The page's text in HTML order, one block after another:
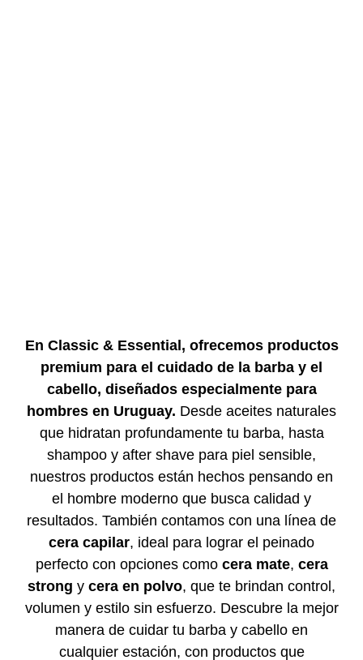
En Classic & Essential, ofrecemos productos
premium para el cuidado de la barba y el
cabello, diseñados especialmente para
hombres en Uruguay. Desde aceites naturales
que hidratan profundamente tu barba, hasta
shampoo y after shave para piel sensible,
nuestros productos están hechos pensando en
el hombre moderno que busca calidad y
resultados. También contamos con una línea de
cera capilar, ideal para lograr el peinado
perfecto con opciones como cera mate, cera
strong y cera en polvo, que te brindan control,
volumen y estilo sin esfuerzo. Descubre la mejor
manera de cuidar tu barba y cabello en
cualquier estación, con productos que